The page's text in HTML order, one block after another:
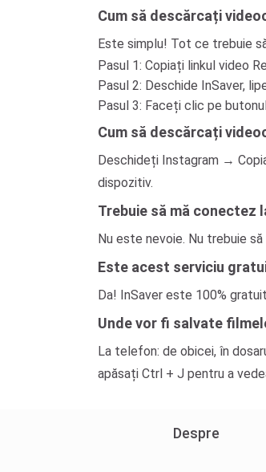
Cum să descărcați
Este simplu! Tot ce trebuie
Pasul 1: Copiați linkul video
Pasul 2: Deschide InSaver,
Pasul 3: Faceți clic pe
Cum să descărcați
Deschideți Instagram →
dispozitiv.
Trebuie să mă conectez
Nu este nevoie. Nu trebuie
Este acest serviciu
Da! InSaver este 100%
Unde vor fi salvate
La telefon: de obicei, în
apăsați Ctrl + J pentru a
Despre